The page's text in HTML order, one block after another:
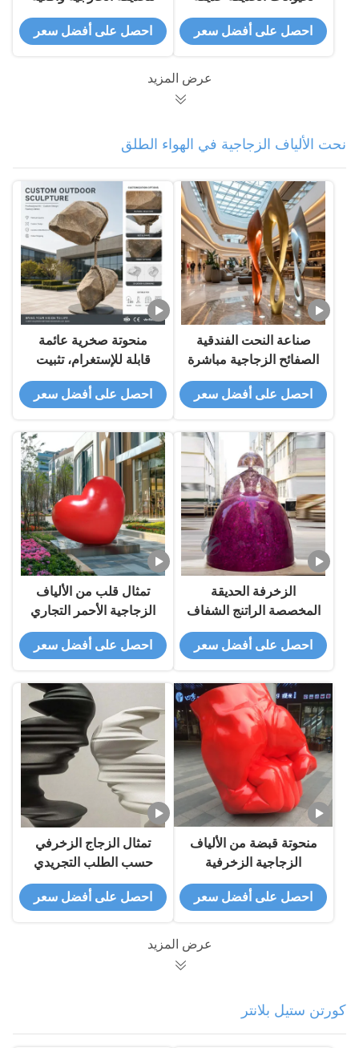
الحيوانات ديكور الفن
المعدني عرض الشكل
احصل على أفضل سعر
الجلوس تمثال دب بني
مخصص معدن الحيوانات
احصل على أفضل سعر
عرض المزيد
نحت الألياف الزجاجية في الهواء الطلق
صناعة النحت الفندقية
الصفائح الزجاجية مباشرة
تمثال الفن الحديث لتزيين
المناظر الطبيعية
احصل على أفضل سعر
منحوتة صخرية عائمة
قابلة للإستغرام، تثبيت
فني خارجي واسع النطاق
احصل على أفضل سعر
الزخرفة الحديقة
المخصصة الراتنج الشفاف
احصل على أفضل سعر
تمثال قلب من الألياف
الزجاجية الأحمر التجاري
المخصص
احصل على أفضل سعر
منحوتة قبضة من الألياف
الزجاجية الزخرفية
المخصصة منحوتة بالحجم
الطبيعي تمثال معدني
احصل على أفضل سعر
تمثال الزجاج الزخرفي
حسب الطلب التجريدي
الحجم الحقيقي التمثال
المعدني
احصل على أفضل سعر
عرض المزيد
كورتن ستيل بلانتر